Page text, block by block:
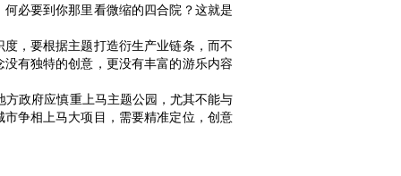
必要到你那里看微缩的四合院？这就是
，要根据主题打造衍生产业链条，而不
有独特的创意，更没有丰富的游乐内容
方政府应慎重上马主题公园，尤其不能与
争相上马大项目，需要精准定位，创意